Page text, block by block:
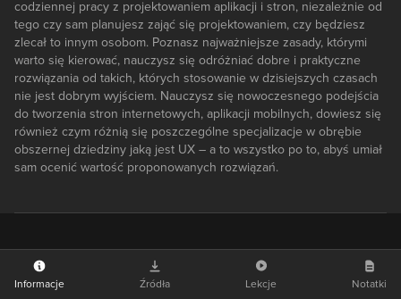
codziennej pracy z projektowaniem aplikacji i stron, niezależnie od
tego czy sam planujesz zająć się projektowaniem, czy będziesz
zlecał to innym osobom. Poznasz najważniejsze zasady, którymi
warto się kierować, nauczysz się odróżniać dobre i praktyczne
rozwiązania od takich, których stosowanie w dzisiejszych czasach
nie jest dobrym wyjściem. Nauczysz się nowoczesnego podejścia
do tworzenia stron internetowych, aplikacji mobilnych, dowiesz się
również czym różnią się poszczególne specjalizacje w obrębie
obszernej dziedziny jaką jest UX – a to wszystko po to, abyś umiał
sam ocenić wartość proponowanych rozwiązań.
Informacje Źródła Lekcje Notatki